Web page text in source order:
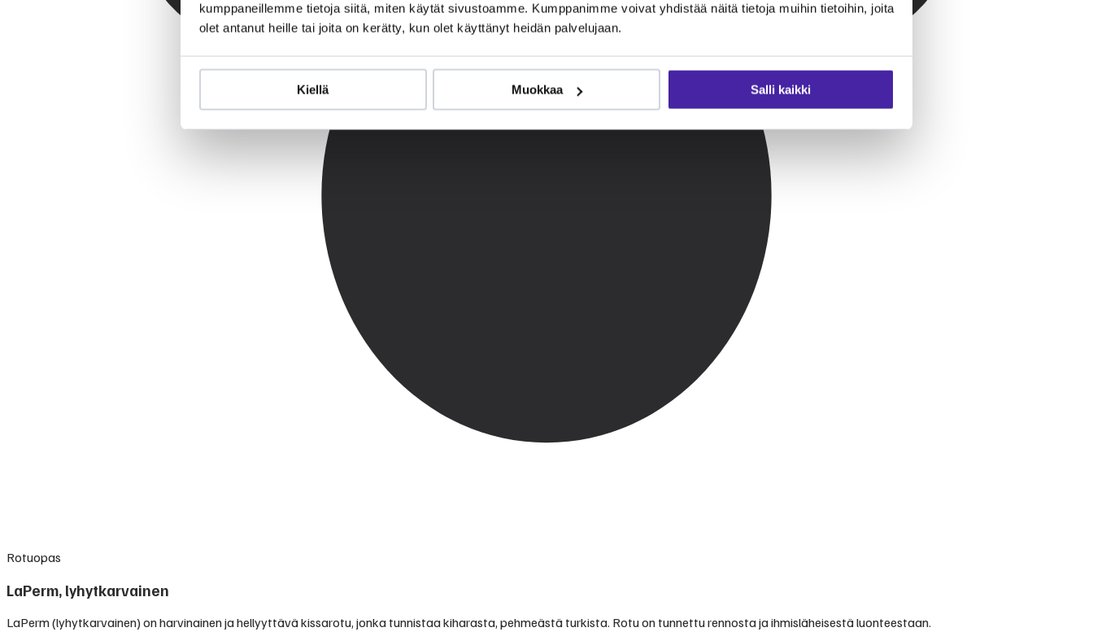
kumppaneillemme tietoja siitä, miten käytät sivustoamme. Kumppanimme voivat yhdistää näitä tietoja muihin tietoihin, joita
olet antanut heille tai joita on kerätty, kun olet käyttänyt heidän palvelujaan.
Kiellä Muokkaa Salli kaikki
Rotuopas
LaPerm, lyhytkarvainen
LaPerm (lyhytkarvainen) on harvinainen ja hellyyttävä kissarotu, jonka tunnistaa kiharasta, pehmeästä turkista. Rotu on tunnettu rennosta ja ihmisläheisestä luonteestaan.